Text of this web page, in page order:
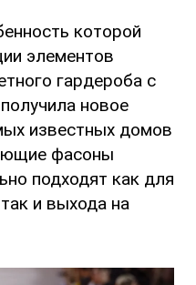
которой
элементов
гардероба с
новое
известных домов
фасоны
подходят как для
и выхода на